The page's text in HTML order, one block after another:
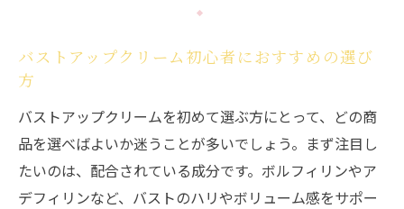
バストアップクリーム初心者におすすめの選び
方
バストアップクリームを初めて選ぶ方にとって、どの商
品を選べばよいか迷うことが多いでしょう。まず注目し
たいのは、配合されている成分です。ボルフィリンやア
デフィリンなど、バストのハリやボリューム感をサポー